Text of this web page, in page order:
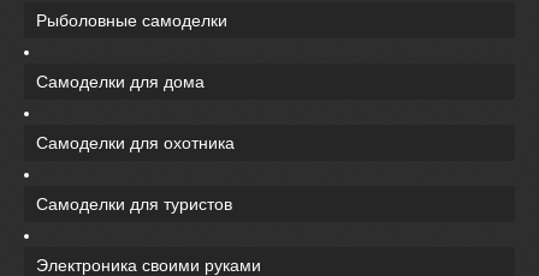
Рыболовные самоделки
Самоделки для дома
Самоделки для охотника
Самоделки для туристов
Электроника своими руками